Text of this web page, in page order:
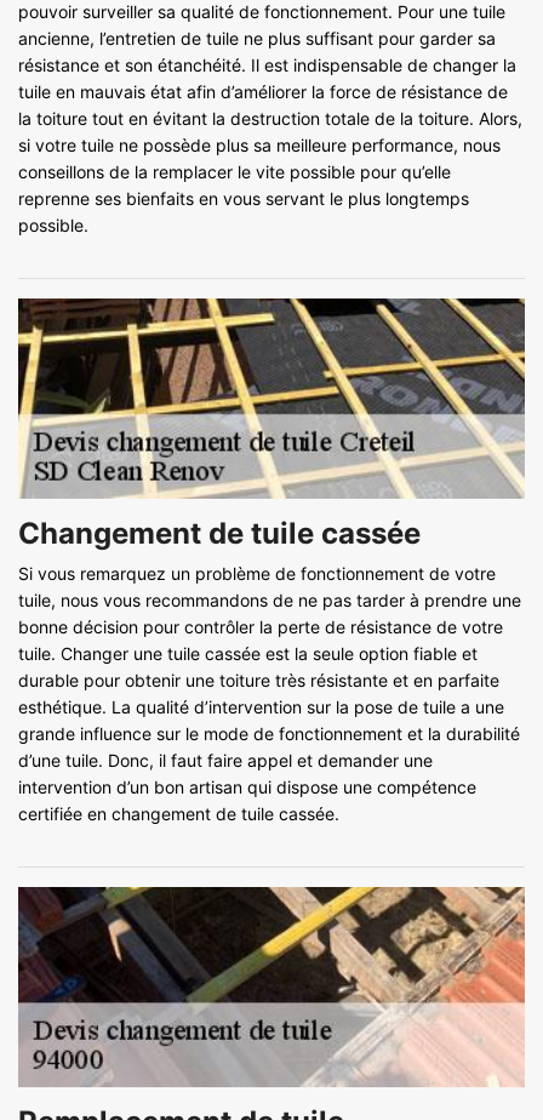
pouvoir surveiller sa qualité de fonctionnement. Pour une tuile
ancienne, l’entretien de tuile ne plus suffisant pour garder sa
résistance et son étanchéité. Il est indispensable de changer la
tuile en mauvais état afin d’améliorer la force de résistance de
la toiture tout en évitant la destruction totale de la toiture. Alors,
si votre tuile ne possède plus sa meilleure performance, nous
conseillons de la remplacer le vite possible pour qu’elle
reprenne ses bienfaits en vous servant le plus longtemps
possible.
Changement de tuile cassée
Si vous remarquez un problème de fonctionnement de votre
tuile, nous vous recommandons de ne pas tarder à prendre une
bonne décision pour contrôler la perte de résistance de votre
tuile. Changer une tuile cassée est la seule option fiable et
durable pour obtenir une toiture très résistante et en parfaite
esthétique. La qualité d’intervention sur la pose de tuile a une
grande influence sur le mode de fonctionnement et la durabilité
d’une tuile. Donc, il faut faire appel et demander une
intervention d’un bon artisan qui dispose une compétence
certifiée en changement de tuile cassée.